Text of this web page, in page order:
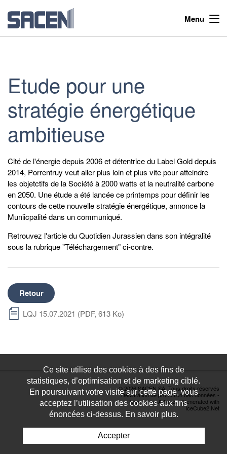
Menu
Etude pour une
stratégie énergétique
ambitieuse
Cité de l'énergie depuis 2006 et détentrice du Label Gold depuis
2014, Porrentruy veut aller plus loin et plus vite pour atteindre
les objetctifs de la Société à 2000 watts et la neutralité carbone
en 2050. Une étude a été lancée ce printemps pour définir les
contours de cette nouvelle stratégie énergétique, annonce la
Muniicpalité dans un communiqué.
Retrouvez l'article du Quotidien Jurassien dans son intégralité
sous la rubrique "Téléchargement" ci-contre.
Retour
LQJ 15.07.2021 (PDF, 613 Ko)
© 2026 SACEN SA. Tous droits réservés
Déclaration de protection des données -
Powered by Artionet-Generated with
IceCube2.Net
Ce site utilise des cookies à des fins de
statistiques, d’optimisation et de marketing ciblé.
En poursuivant votre visite sur cette page, vous
acceptez l’utilisation des cookies aux fins
énoncées ci-dessus. En savoir plus.
Accepter